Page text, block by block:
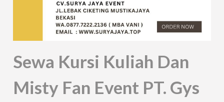
Sewa Kursi Kuliah Dan
Misty Fan Event PT. Gys